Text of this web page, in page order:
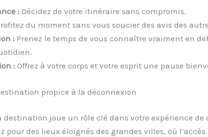
:Décidez de votre itinéraire sans compromis.
du moment sans vous soucier des avis des
:Prenez le temps de vous connaître vraiment en
:Offrez à votre corps et votre esprit une pause
propice à la déconnexion
destination joue un rôle clé dans votre expérience de
pour des lieux éloignés des grandes villes, où